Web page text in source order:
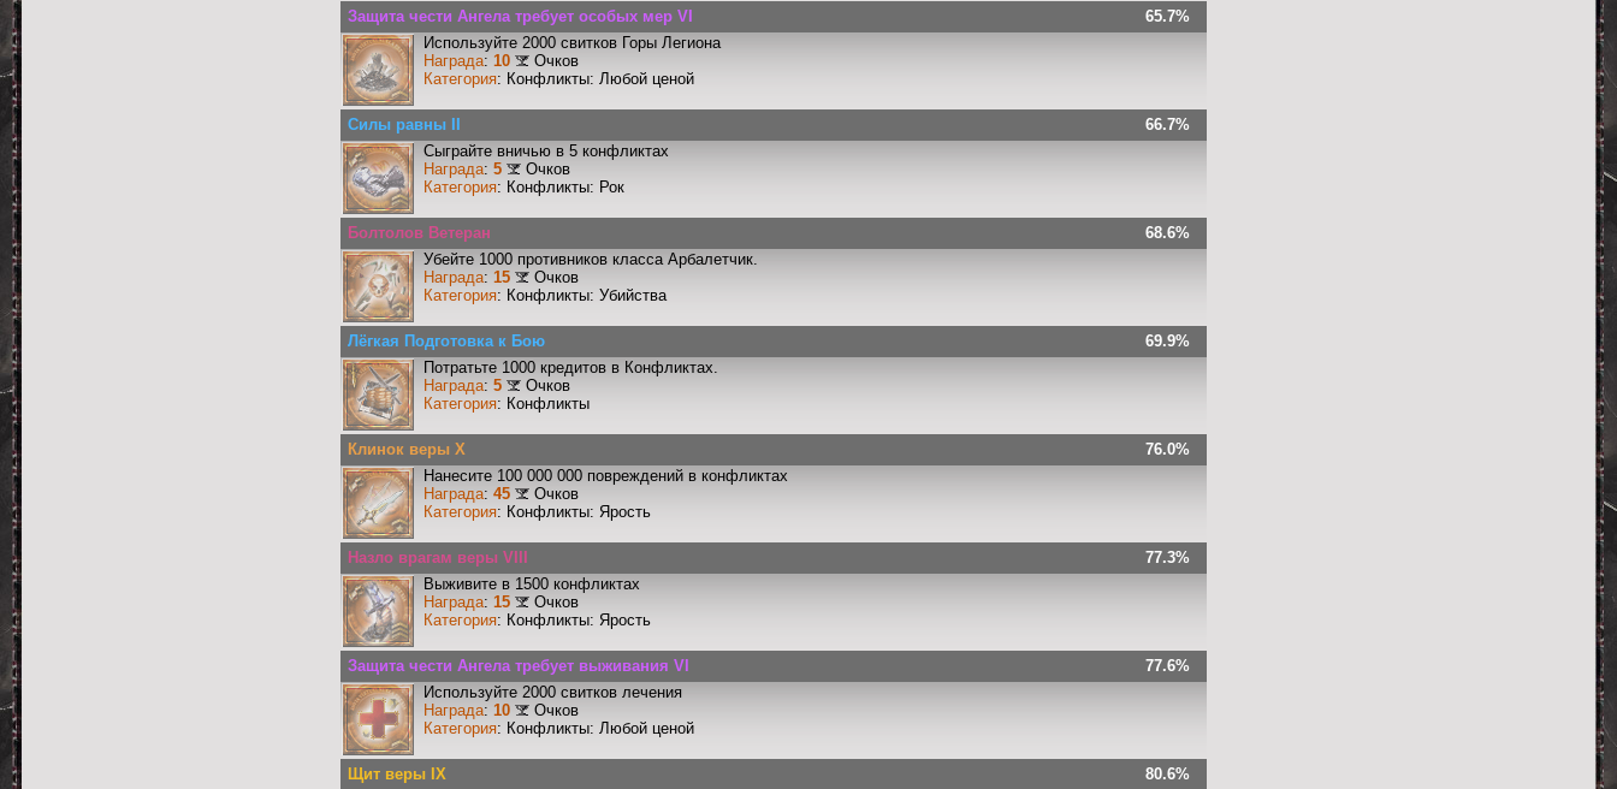
Защита чести Ангела требует особых мер VI
65.7%
Используйте 2000 свитков Горы Легиона
Награда: 10
Очков
Категория: Конфликты: Любой ценой
Силы равны II
66.7%
Сыграйте вничью в 5 конфликтах
Награда: 5
Очков
Категория: Конфликты: Рок
Болтолов Ветеран
68.6%
Убейте 1000 противников класса Арбалетчик.
Награда: 15
Очков
Категория: Конфликты: Убийства
Лёгкая Подготовка к Бою
69.9%
Потратьте 1000 кредитов в Конфликтах.
Награда: 5
Очков
Категория: Конфликты
Клинок веры X
76.0%
Нанесите 100 000 000 повреждений в конфликтах
Награда: 45
Очков
Категория: Конфликты: Ярость
Назло врагам веры VIII
77.3%
Выживите в 1500 конфликтах
Награда: 15
Очков
Категория: Конфликты: Ярость
Защита чести Ангела требует выживания VI
77.6%
Используйте 2000 свитков лечения
Награда: 10
Очков
Категория: Конфликты: Любой ценой
Щит веры IX 80.6%